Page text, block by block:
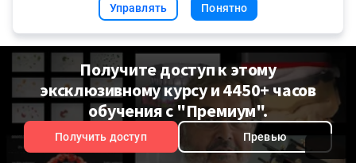
Управлять
Понятно
Получите доступ к этому
эксклюзивному курсу и 4450+ часов
обучения с "Премиум".
Получить доступ Превью